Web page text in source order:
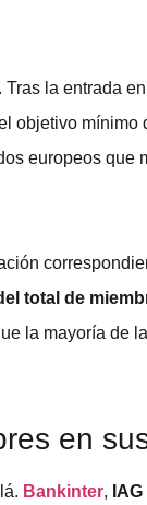
la entrada
objetivo mínimo
europeos que
total de
la mayoría de
en
Bankinter, IAG